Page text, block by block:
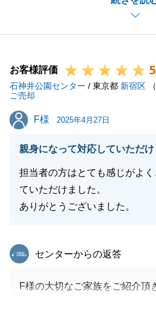
お申し付けくださいませ。
閉じる
お客様評価 5
石神井公園センター / 東京都 新宿区 （
ご売却
F様
F様 2025年4月27日
親身になって対応していただけ
担当者の方はとても感じがよ
ていただけました。
ありがとうございました。
東急リバブル
センターからの返答
F様の大切なご家族をご紹介頂